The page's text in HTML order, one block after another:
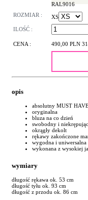
RAL9016
ROZMIAR : XS
ILOŚĆ :
CENA : 490,00 PLN
opis
absolutny MUST
oryginalna
bluza na co dzień
swobodny i
okrągły dekolt
rękawy zakończone
wygodna i uniwersalna
wykonana z wysokiej
wymiary
długość rękawa ok. 53 cm
długość tyłu ok. 93 cm
długość z przodu ok. 86 cm